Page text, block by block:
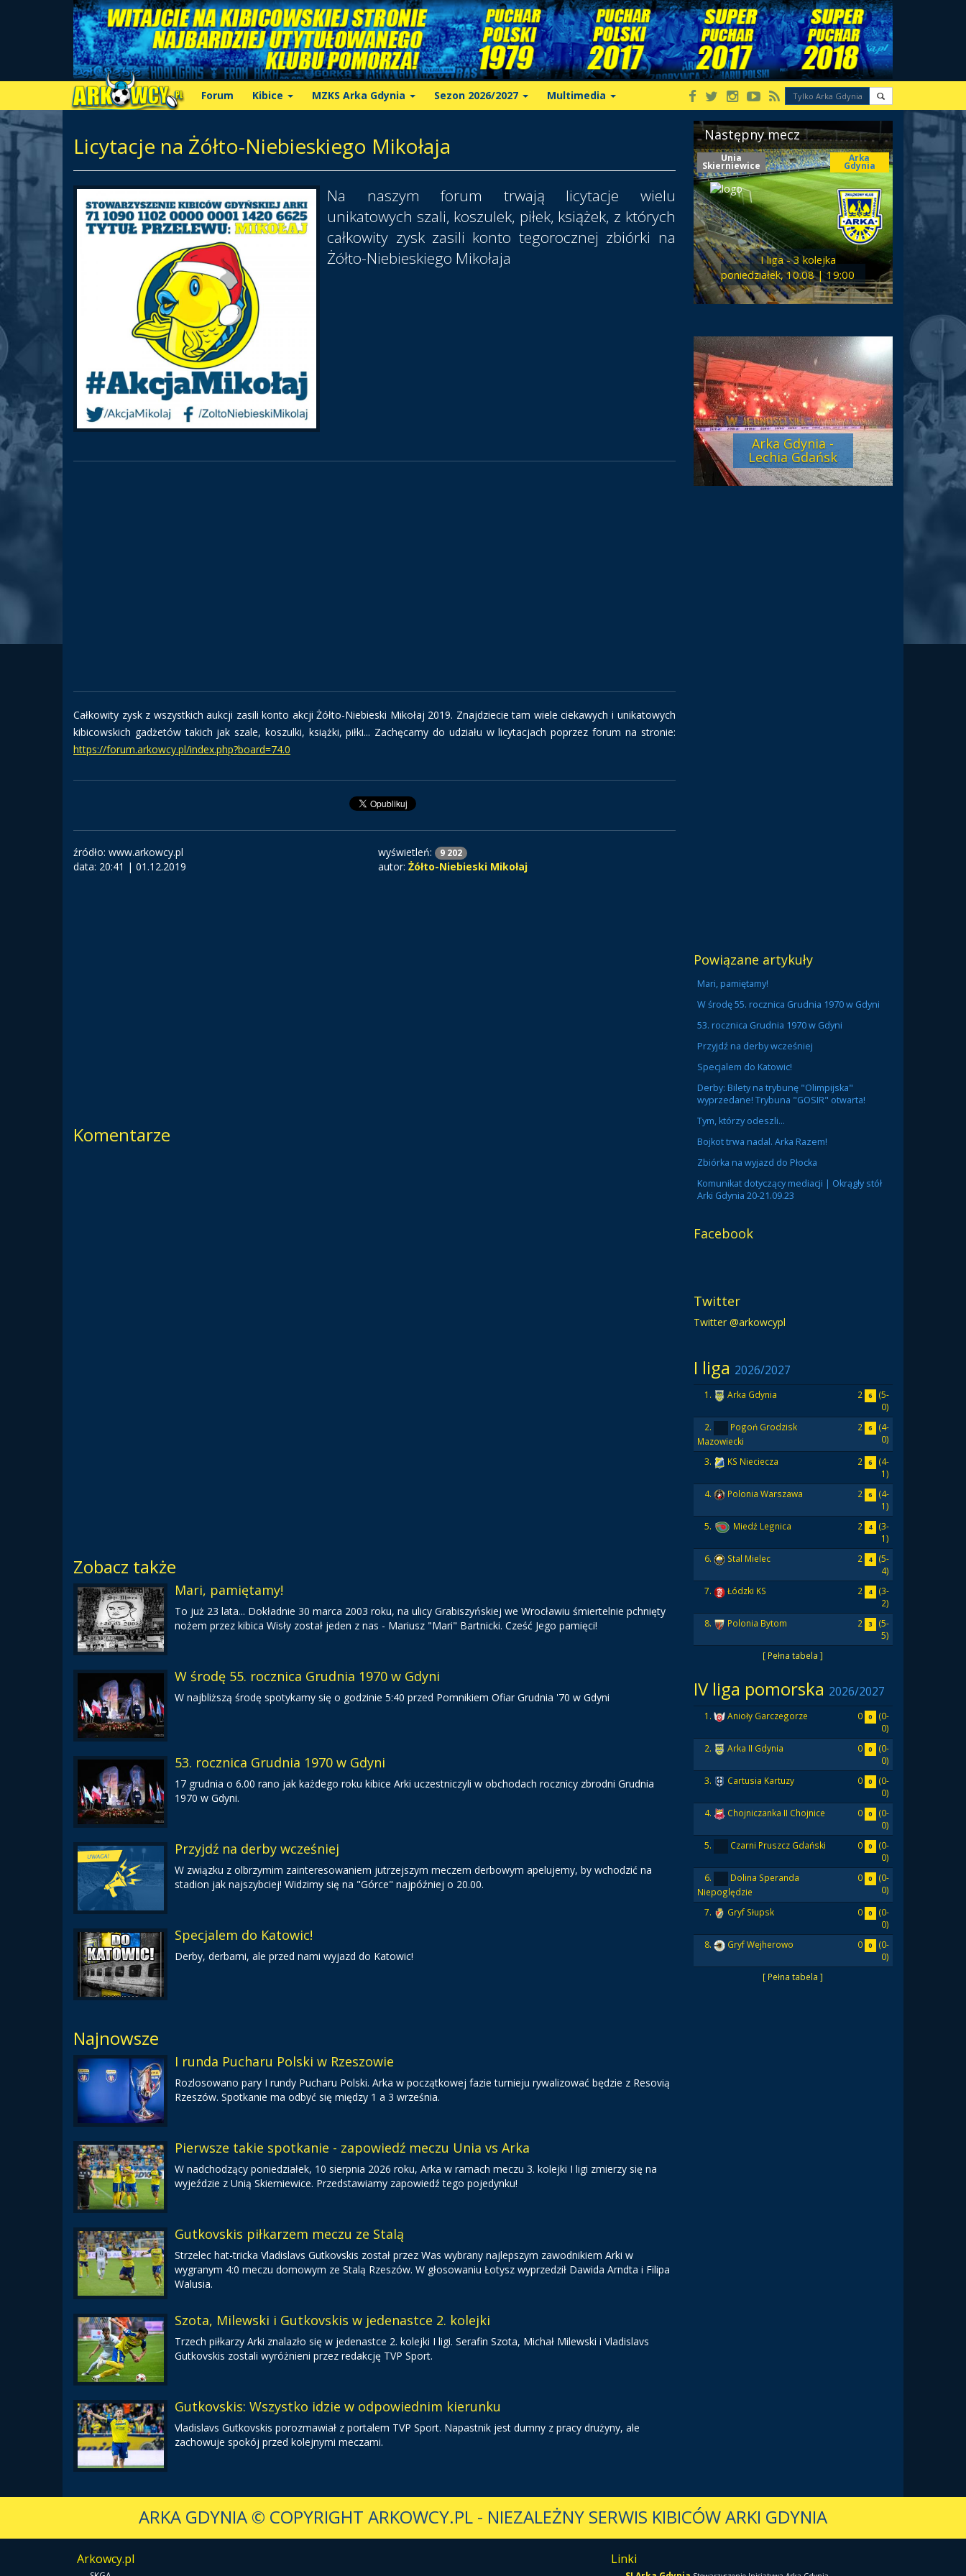
Forum Kibice MZKS Arka Gdynia Sezon 2026/2027 Multimedia
Licytacje na Żółto-Niebieskiego Mikołaja
Na naszym forum trwają licytacje wielu
unikatowych szali, koszulek, piłek, książek, z których
całkowity zysk zasili konto tegorocznej zbiórki na
Żółto-Niebieskiego Mikołaja
Całkowity zysk z wszystkich aukcji zasili konto akcji Żółto-Niebieski Mikołaj 2019. Znajdziecie tam wiele ciekawych i unikatowych
kibicowskich gadżetów takich jak szale, koszulki, książki, piłki... Zachęcamy do udziału w licytacjach poprzez forum na stronie:
https://forum.arkowcy.pl/index.php?board=74.0
źródło: www.arkowcy.pl
data: 20:41 | 01.12.2019
wyświetleń: 9 202
autor: Żółto-Niebieski Mikołaj
Komentarze
Zobacz także
Mari, pamiętamy!
To już 23 lata... Dokładnie 30 marca 2003 roku, na ulicy Grabiszyńskiej we Wrocławiu śmiertelnie pchnięty
nożem przez kibica Wisły został jeden z nas - Mariusz "Mari" Bartnicki. Cześć Jego pamięci!
W środę 55. rocznica Grudnia 1970 w Gdyni
W najbliższą środę spotykamy się o godzinie 5:40 przed Pomnikiem Ofiar Grudnia '70 w Gdyni
53. rocznica Grudnia 1970 w Gdyni
17 grudnia o 6.00 rano jak każdego roku kibice Arki uczestniczyli w obchodach rocznicy zbrodni Grudnia
1970 w Gdyni.
Przyjdź na derby wcześniej
W związku z olbrzymim zainteresowaniem jutrzejszym meczem derbowym apelujemy, by wchodzić na
stadion jak najszybciej! Widzimy się na "Górce" najpóźniej o 20.00.
Specjalem do Katowic!
Derby, derbami, ale przed nami wyjazd do Katowic!
Najnowsze
I runda Pucharu Polski w Rzeszowie
Rozlosowano pary I rundy Pucharu Polski. Arka w początkowej fazie turnieju rywalizować będzie z Resovią
Rzeszów. Spotkanie ma odbyć się między 1 a 3 września.
Pierwsze takie spotkanie - zapowiedź meczu Unia vs Arka
W nadchodzący poniedziałek, 10 sierpnia 2026 roku, Arka w ramach meczu 3. kolejki I ligi zmierzy się na
wyjeździe z Unią Skierniewice. Przedstawiamy zapowiedź tego pojedynku!
Gutkovskis piłkarzem meczu ze Stalą
Strzelec hat-tricka Vladislavs Gutkovskis został przez Was wybrany najlepszym zawodnikiem Arki w
wygranym 4:0 meczu domowym ze Stalą Rzeszów. W głosowaniu Łotysz wyprzedził Dawida Arndta i Filipa
Walusia.
Szota, Milewski i Gutkovskis w jedenastce 2. kolejki
Trzech piłkarzy Arki znalazło się w jedenastce 2. kolejki I ligi. Serafin Szota, Michał Milewski i Vladislavs
Gutkovskis zostali wyróżnieni przez redakcję TVP Sport.
Gutkovskis: Wszystko idzie w odpowiednim kierunku
Vladislavs Gutkovskis porozmawiał z portalem TVP Sport. Napastnik jest dumny z pracy drużyny, ale
zachowuje spokój przed kolejnymi meczami.
Następny mecz
Unia
Skierniewice
Arka
Gdynia
I liga - 3 kolejka
poniedziałek, 10.08 | 19:00
Arka Gdynia -
Lechia Gdańsk
Powiązane artykuły
Mari, pamiętamy!
W środę 55. rocznica Grudnia 1970 w Gdyni
53. rocznica Grudnia 1970 w Gdyni
Przyjdź na derby wcześniej
Specjalem do Katowic!
Derby: Bilety na trybunę "Olimpijska"
wyprzedane! Trybuna "GOSIR" otwarta!
Tym, którzy odeszli...
Bojkot trwa nadal. Arka Razem!
Zbiórka na wyjazd do Płocka
Komunikat dotyczący mediacji | Okrągły stół
Arki Gdynia 20-21.09.23
Facebook
Twitter
Twitter @arkowcypl
I liga 2026/2027
[ Pełna tabela ]
1. Arka Gdynia 2 6
(5-
0)
2.
Pogoń Grodzisk
Mazowiecki
2 6
(4-
0)
3.
KS Nieciecza 2 6
(4-
1)
4.
Polonia Warszawa 2 6
(4-
1)
5.
Miedź Legnica 2 4
(3-
1)
6.
Stal Mielec 2 4
(5-
4)
7.
Łódzki KS 2 4
(3-
2)
8.
Polonia Bytom 2 3
(5-
5)
IV liga pomorska 2026/2027
[ Pełna tabela ]
1. Anioły Garczegorze 0 0
(0-
0)
2.
Arka II Gdynia 0 0
(0-
0)
3.
Cartusia Kartuzy 0 0
(0-
0)
4.
Chojniczanka II Chojnice 0 0
(0-
0)
5.
Czarni Pruszcz Gdański 0 0
(0-
0)
6.
Dolina Speranda
Niepoględzie
0 0
(0-
0)
7.
Gryf Słupsk 0 0
(0-
0)
8.
Gryf Wejherowo 0 0
(0-
0)
ARKA GDYNIA© COPYRIGHT ARKOWCY.PL - NIEZALEŻNY SERWIS KIBICÓW ARKI GDYNIA
Arkowcy.pl Linki